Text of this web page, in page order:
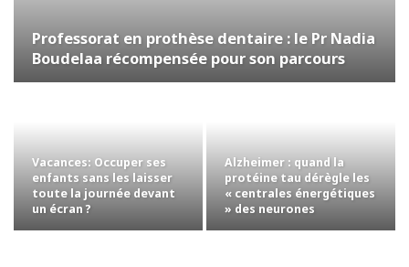
Professorat en prothèse dentaire : le Pr Nadia
Boudelaa récompensée pour son parcours
Vacances: Occuper ses
enfants sans les laisser
toute la journée devant
un écran ?
Alzheimer : quand la
protéine tau dérègle les
« centrales énergétiques
» des neurones